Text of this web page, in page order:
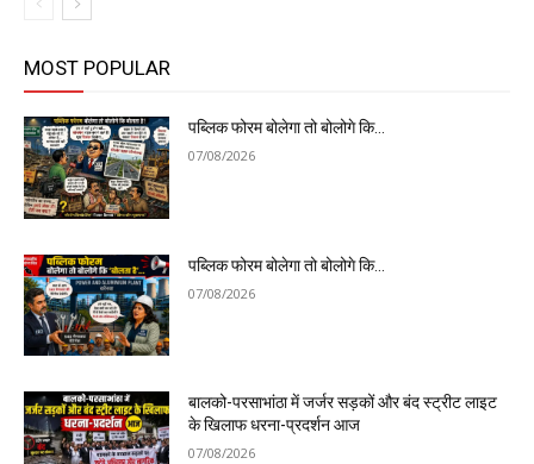
MOST POPULAR
पब्लिक फोरम बोलेगा तो बोलोगे कि…
07/08/2026
पब्लिक फोरम बोलेगा तो बोलोगे कि…
07/08/2026
बालको-परसाभांठा में जर्जर सड़कों और बंद स्ट्रीट लाइट
के खिलाफ धरना-प्रदर्शन आज
07/08/2026